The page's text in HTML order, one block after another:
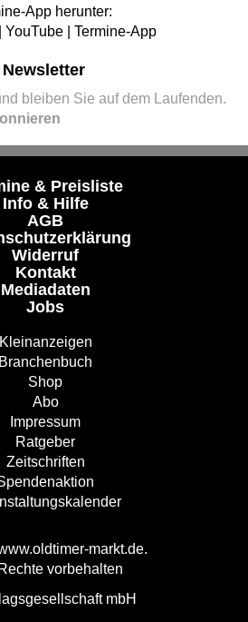
App herunter:
YouTube Termine-App
bleiben Sie auf dem Laufenden.
& Preisliste
Info & Hilfe
AGB
Widerruf
Kontakt
Mediadaten
Jobs
Kleinanzeigen
Branchenbuch
Shop
Abo
Impressum
Ratgeber
Zeitschriften
markt.de.
vorbehalten
mbH